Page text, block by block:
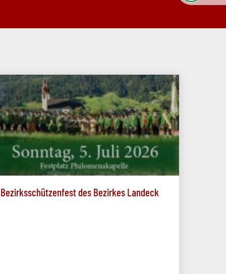
Bezirksschützenfest des Bezirkes Landeck